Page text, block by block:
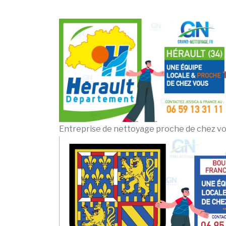
Entreprise de nettoyage proche de chez